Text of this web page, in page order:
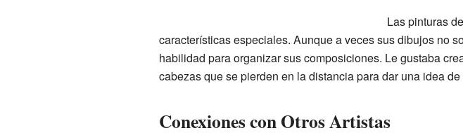
Las pinturas
características especiales. Aunque a veces sus dibujos no
habilidad para organizar sus composiciones. Le gustaba
cabezas que se pierden en la distancia para dar una idea
Conexiones con Otros Artistas